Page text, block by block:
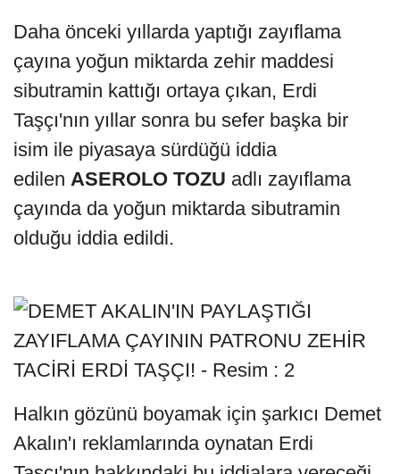
Daha önceki yıllarda yaptığı zayıflama
çayına yoğun miktarda zehir maddesi
sibutramin kattığı ortaya çıkan, Erdi
Taşçı'nın yıllar sonra bu sefer başka bir
isim ile piyasaya sürdüğü iddia
edilen ASEROLO TOZU adlı zayıflama
çayında da yoğun miktarda sibutramin
olduğu iddia edildi.
Halkın gözünü boyamak için şarkıcı Demet
Akalın'ı reklamlarında oynatan Erdi